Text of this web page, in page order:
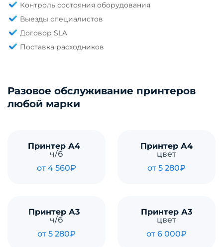
Контроль состояния оборудования
Выезды специалистов
Договор SLA
Поставка расходников
Разовое обслуживание принтеров
любой марки
Принтер А4
ч/б
от 4 560₽
Принтер А4
цвет
от 5 280₽
Принтер А3
ч/б
от 5 280₽
Принтер А3
цвет
от 6 000₽